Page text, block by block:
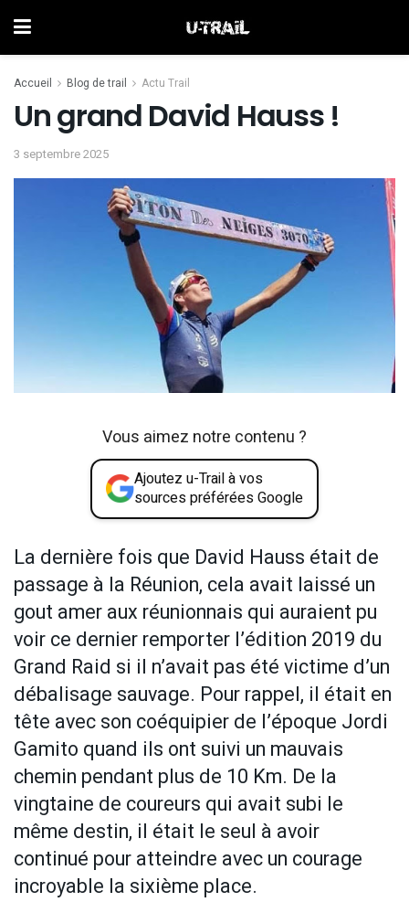
Accueil Blog de trail Actu Trail
Un grand David Hauss !
3 septembre 2025
Vous aimez notre contenu ?
Ajoutez u-Trail à vos
sources préférées Google
La dernière fois que David Hauss était de
passage à la Réunion, cela avait laissé un
gout amer aux réunionnais qui auraient pu
voir ce dernier remporter l’édition 2019 du
Grand Raid si il n’avait pas été victime d’un
débalisage sauvage. Pour rappel, il était en
tête avec son coéquipier de l’époque Jordi
Gamito quand ils ont suivi un mauvais
chemin pendant plus de 10 Km. De la
vingtaine de coureurs qui avait subi le
même destin, il était le seul à avoir
continué pour atteindre avec un courage
incroyable la sixième place.